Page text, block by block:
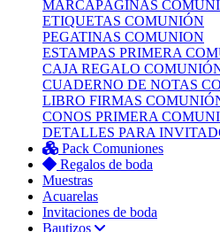
MARCAPÁGINAS
ETIQUETAS COMUNIÓN
PEGATINAS COMUNION
ESTAMPAS PRIMERA
CAJA REGALO
CUADERNO DE NOTAS
LIBRO FIRMAS
CONOS PRIMERA
DETALLES PARA
Pack Comuniones
Regalos de boda
Muestras
Acuarelas
Invitaciones de boda
Bautizos